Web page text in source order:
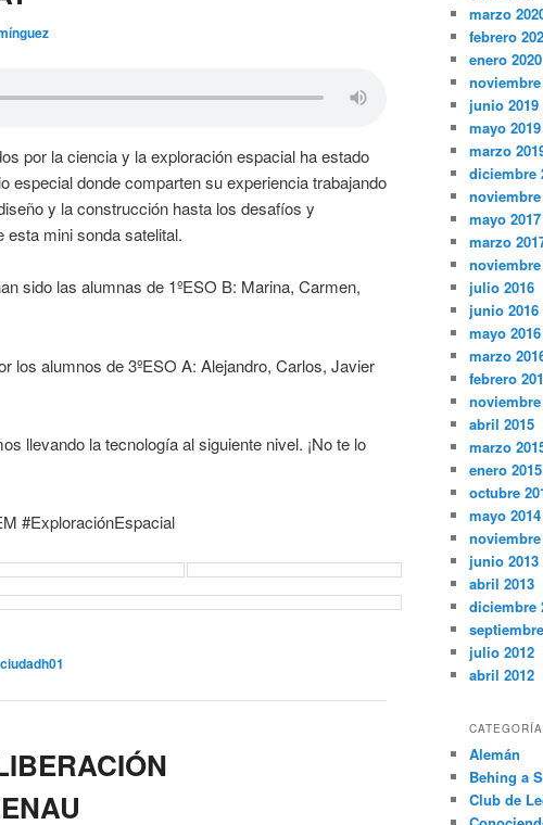
por la ciencia y la exploración espacial ha estado
especial donde comparten su experiencia trabajando
y la construcción hasta los desafíos y
esta mini sonda satelital.
sido las alumnas de 1ºESO B: Marina, Carmen,
los alumnos de 3ºESO A: Alejandro, Carlos, Javier
llevando la tecnología al siguiente nivel. ¡No te lo
#ExploraciónEspacial
marzo
febrero
enero 2020
noviembre
junio 2019
mayo 2019
marzo
diciembre
noviembre
mayo 2017
marzo
noviembre
julio 2016
junio 2016
mayo 2016
marzo
febrero
noviembre
abril 2015
marzo
enero 2015
octubre
mayo 2014
noviembre
junio 2013
abril 2013
diciembre
julio 2012
abril 2012
Alemán
Behing a
Club de